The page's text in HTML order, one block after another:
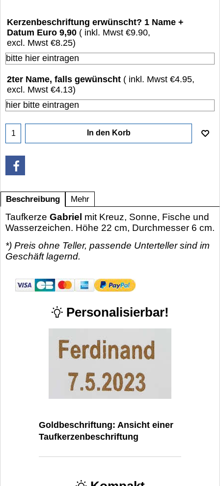
Kerzenbeschriftung erwünscht? 1 Name +
Datum Euro 9,90 ( inkl. Mwst €9.90,
excl. Mwst €8.25)
2ter Name, falls gewünscht ( inkl. Mwst €4.95,
excl. Mwst €4.13)
In den Korb
Beschreibung Mehr
Taufkerze Gabriel mit Kreuz, Sonne, Fische und
Wasserzeichen. Höhe 22 cm, Durchmesser 6 cm.
*) Preis ohne Teller, passende Unterteller sind im
Geschäft lagernd.
Personalisierbar!
Goldbeschriftung: Ansicht einer
Taufkerzenbeschriftung